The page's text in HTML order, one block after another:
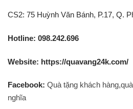
CS2: 75 Huỳnh Văn Bánh, P.17, Q.
Hotline: 098.242.696
Website: https://quavang24k.com/
Facebook: Quà tặng khách
nghĩa